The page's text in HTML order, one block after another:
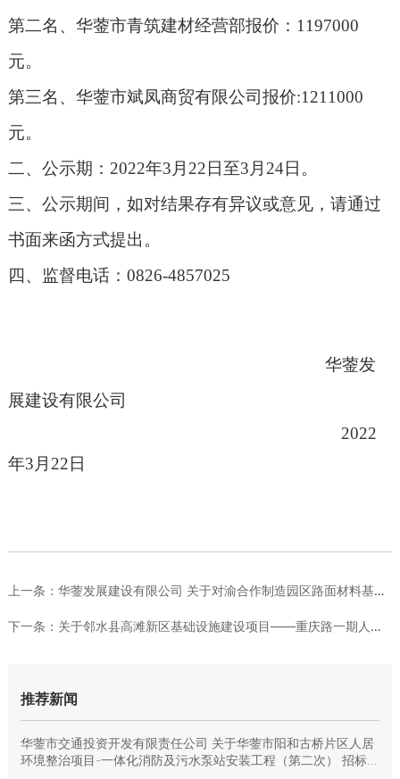
第二名、 华蓥市青筑建材经营部报价： 1197000
元。
第三名、 华蓥市斌凤商贸有限公司报价:1211000
元。
二、公示期： 2022年3 月 22 日至3 月 24日。
三、公示期间，如对结果存有异议或意见，请通过
书面来函方式提出。
四、监督电话： 0826-4857025
华蓥发
展建设有限公司
2022
年3月22日
上一条： 华蓥发展建设有限公司 关于对渝合作制造园区路面材料基地项目 ...
下一条： 关于邻水县高滩新区基础设施建设项目——重庆路一期人行道工程材...
推荐新闻
华蓥市交通投资开发有限责任公司 关于华蓥市阳和古桥片区人居
环境整治项目-一体化消防及污水泵站安装工程（第二次） 招标结